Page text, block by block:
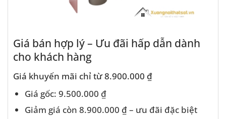
Giá bán hợp lý – Ưu đãi hấp dẫn dành
cho khách hàng
Giá khuyến mãi chỉ từ 8.900.000 ₫
Giá gốc: 9.500.000 ₫
Giảm giá còn 8.900.000 ₫ – ưu đãi đặc biệt